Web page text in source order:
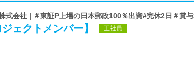
式会社 | ＃東証P上場の日本郵政100％出資#完休2日＃賞
ェクトメンバー】 正社員